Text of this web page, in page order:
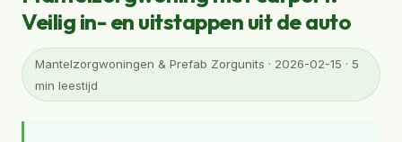
Veilig in- en uitstappen uit de auto
Mantelzorgwoningen & Prefab Zorgunits · 2026-02-15 · 5
min leestijd